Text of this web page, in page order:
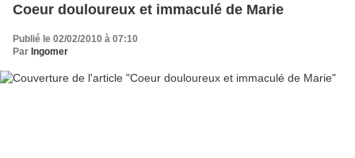
Coeur douloureux et immaculé de Marie
Publié le 02/02/2010 à 07:10
Par Ingomer